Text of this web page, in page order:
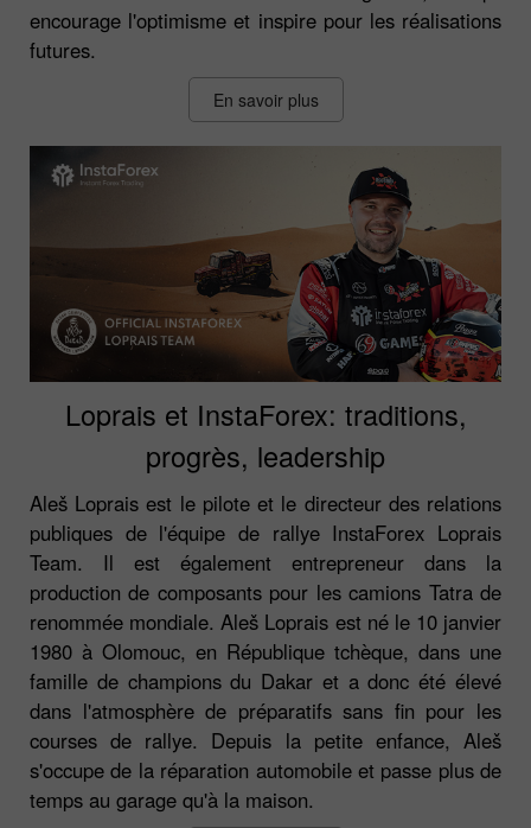
encourage l'optimisme et inspire pour les réalisations
futures.
En savoir plus
Loprais et InstaForex: traditions,
progrès, leadership
Aleš Loprais est le pilote et le directeur des relations
publiques de l'équipe de rallye InstaForex Loprais
Team. Il est également entrepreneur dans la
production de composants pour les camions Tatra de
renommée mondiale. Aleš Loprais est né le 10 janvier
1980 à Olomouc, en République tchèque, dans une
famille de champions du Dakar et a donc été élevé
dans l'atmosphère de préparatifs sans fin pour les
courses de rallye. Depuis la petite enfance, Aleš
s'occupe de la réparation automobile et passe plus de
temps au garage qu'à la maison.